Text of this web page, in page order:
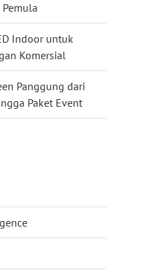
Indoor untuk
Komersial
Panggung dari
Paket Event